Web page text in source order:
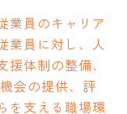
業員のキャリア
業員に対し、人
体制の整備、
会の提供、評
を支える職場環